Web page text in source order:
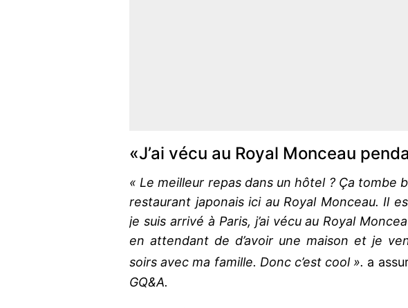
«J’ai vécu au Royal Monceau
« Le meilleur repas dans un hôtel ? Ça tombe
restaurant japonais ici au Royal Monceau. Il
je suis arrivé à Paris, j’ai vécu au Royal
en attendant de d’avoir une maison et je
soirs avec ma famille. Donc c’est cool ». a
GQ&A.